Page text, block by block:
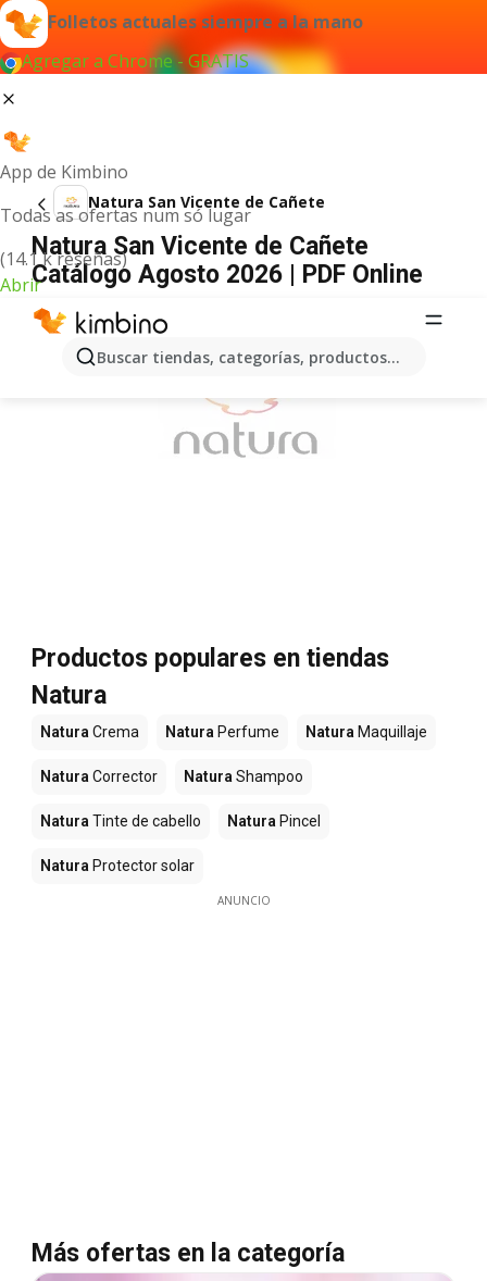
Folletos actuales siempre a la mano
Agregar a Chrome - GRATIS
App de Kimbino
Todas as ofertas num só lugar
(14.1 k reseñas)
Abrir
Buscar tiendas, categorías, productos...
Natura San Vicente de Cañete
Natura San Vicente de Cañete
Catálogo Agosto 2026 | PDF Online
Productos populares en tiendas
Natura
Natura Crema Natura Perfume Natura Maquillaje
Natura Corrector Natura Shampoo
Natura Tinte de cabello Natura Pincel
Natura Protector solar
ANUNCIO
Más ofertas en la categoría